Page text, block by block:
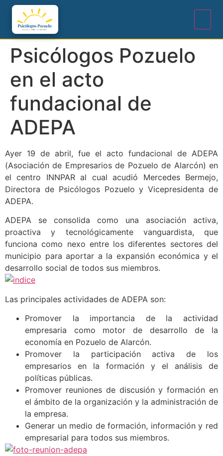
Psicólogos Pozuelo
en el acto
fundacional de
ADEPA
Ayer 19 de abril, fue el acto fundacional de ADEPA
(Asociación de Empresarios de Pozuelo de Alarcón) en
el centro INNPAR al cual acudió Mercedes Bermejo,
Directora de Psicólogos Pozuelo y Vicepresidenta de
ADEPA.
ADEPA se consolida como una asociación activa,
proactiva y tecnológicamente vanguardista, que
funciona como nexo entre los diferentes sectores del
municipio para aportar a la expansión económica y el
desarrollo social de todos sus miembros.
Las principales actividades de ADEPA son:
Promover la importancia de la actividad
empresaria como motor de desarrollo de la
economía en Pozuelo de Alarcón.
Promover la participación activa de los
empresarios en la formación y el análisis de
políticas públicas.
Promover reuniones de discusión y formación en
el ámbito de la organización y la administración de
la empresa.
Generar un medio de formación, información y red
empresarial para todos sus miembros.